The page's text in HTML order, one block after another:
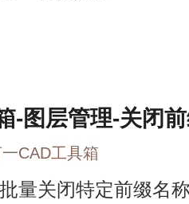
-图层管理-关闭
CAD工具箱
量关闭特定前缀名